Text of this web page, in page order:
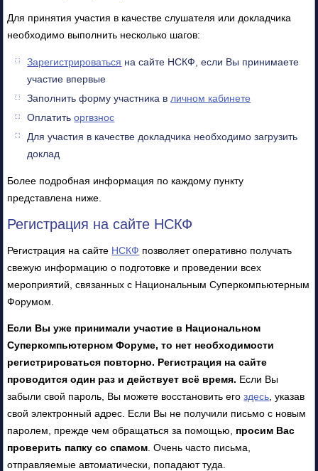
Для принятия участия в качестве слушателя или докладчика
необходимо выполнить несколько шагов:
Зарегистрироваться на сайте НСКФ, если Вы принимаете
участие впервые
Заполнить форму участника в личном кабинете
Оплатитьоргвзнос
Для участия в качестве докладчика необходимо загрузить
доклад
Более подробная информация по каждому пункту
представлена ниже.
Регистрация на сайте НСКФ
Регистрация на сайте НСКФ позволяет оперативно получать
свежую информацию о подготовке и проведении всех
мероприятий, связанных с Национальным Суперкомпьютерным
Форумом.
Если Вы уже принимали участие в Национальном
Суперкомпьютерном Форуме, то нет необходимости
регистрироваться повторно. Регистрация на сайте
проводится один раз и действует всё время. Если Вы
забыли свой пароль, Вы можете восстановить егоздесь , указав
свой электронный адрес. Если Вы не получили письмо с новым
паролем, прежде чем обращаться за помощью, просим Вас
проверить папку со спамом . Очень часто письма,
отправляемые автоматически, попадают туда.